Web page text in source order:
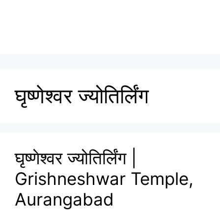
घृष्णेश्वर ज्योतिर्लिंग
घृष्णेश्वर ज्योतिर्लिंग |
Grishneshwar Temple,
Aurangabad